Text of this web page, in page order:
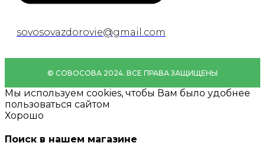
sovosovazdorovie@gmail.com
© CОВОСОВА 2024. ВСЕ ПРАВА ЗАЩИЩЕНЫ
Мы используем cookies, чтобы Вам было удобнее
пользоваться сайтом
Хорошо
Поиск в нашем магазине